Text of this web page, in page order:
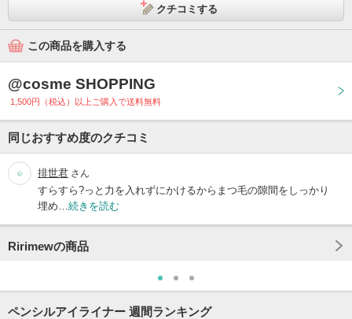
クチコミする
この商品を購入する
@cosme SHOPPING
1,500円（税込）以上ご購入で送料無料
同じおすすめ度のクチコミ
排世君 さん
すらすら?っと力を入れずにかけるからまつ毛の隙間をしっかり
埋め… 続きを読む
Ririmewの商品
ペンシルアイライナー 週間ランキング